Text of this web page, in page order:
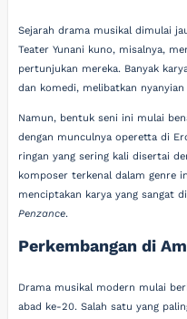
Sejarah drama musikal dimulai
Teater Yunani kuno, misalnya,
pertunjukan mereka. Banyak
dan komedi, melibatkan
Namun, bentuk seni ini mulai
dengan munculnya operetta di
ringan yang sering kali disertai
komposer terkenal dalam genre
menciptakan karya yang sangat
Penzance.
Perkembangan di
Drama musikal modern mulai
abad ke-20. Salah satu yang